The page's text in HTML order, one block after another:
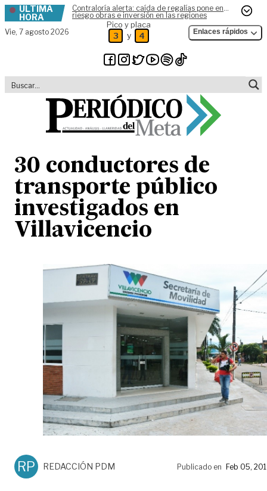
Skip to content
ÚLTIMA
HORA
Contraloría alerta: caída de regalías pone en
riesgo obras e inversión en las regiones
Vie, 7 agosto 2026
Pico y placa
3 y 4 Enlaces rápidos
30 conductores de
transporte público
investigados en
Villavicencio
RP REDACCIÓN PDM Publicado en Feb 05,